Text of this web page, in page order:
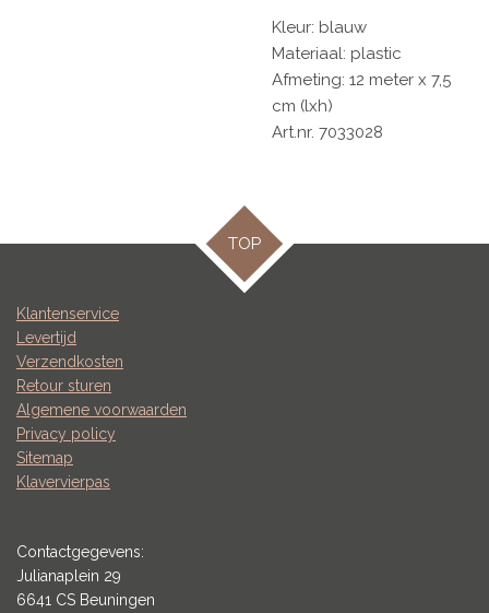
Kleur: blauw
Materiaal: plastic
Afmeting: 12 meter x 7,5
cm (lxh)
Art.nr. 7033028
TOP
Klantenservice
Levertijd
Verzendkosten
Retour sturen
Algemene voorwaarden
Privacy policy
Sitemap
Klavervierpas
Contactgegevens:
Julianaplein 29
6641 CS Beuningen